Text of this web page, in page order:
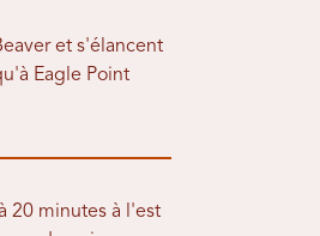
et s'élancent
Eagle Point
20 minutes à l'est